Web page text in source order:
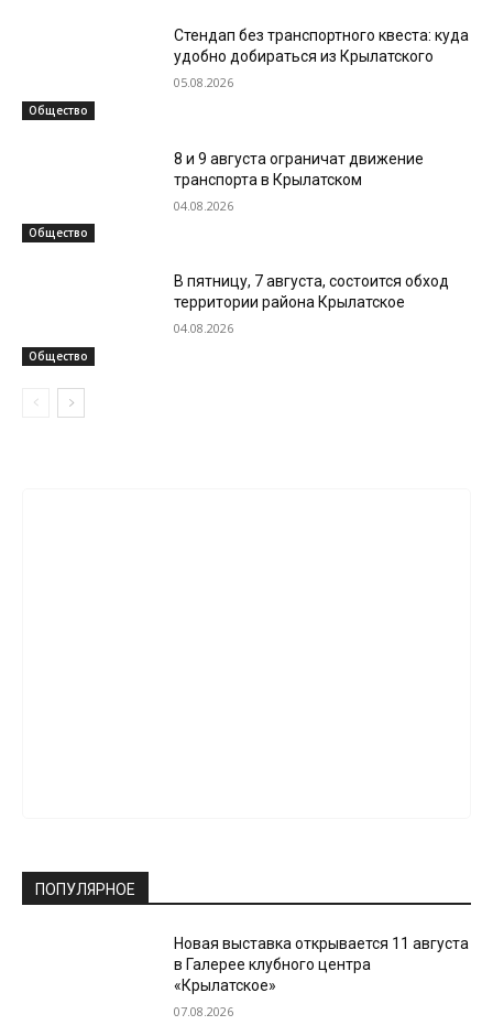
Общество
Стендап без транспортного квеста: куда
удобно добираться из Крылатского
05.08.2026
Общество
8 и 9 августа ограничат движение
транспорта в Крылатском
04.08.2026
Общество
В пятницу, 7 августа, состоится обход
территории района Крылатское
04.08.2026
ПОПУЛЯРНОЕ
Новая выставка открывается 11 августа
в Галерее клубного центра
«Крылатское»
07.08.2026